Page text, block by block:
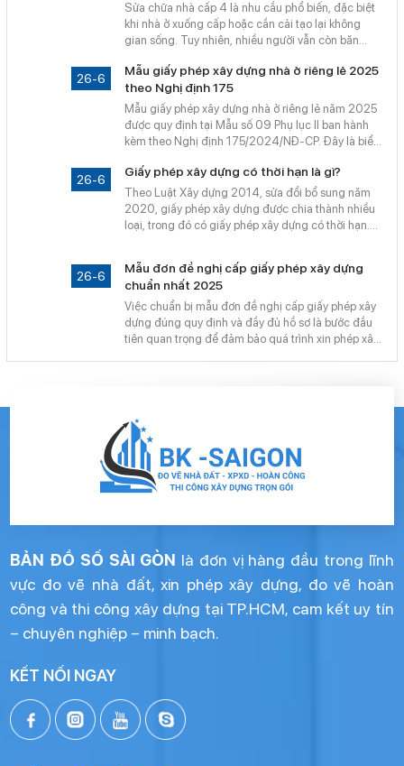
Sửa chữa nhà cấp 4 là nhu cầu phổ biến, đặc biệt
khi nhà ở xuống cấp hoặc cần cải tạo lại không
gian sống. Tuy nhiên, nhiều người vẫn còn băn
dựng không? Bài viết dưới đây sẽ giúp bạn hiểu rõ
các trường hợp được miễn giấy phép và quy trình
xin cấp phép khi cần thiết theo quy định mới nhất.
26-6
Mẫu giấy phép xây dựng nhà ở riêng lẻ 2025
theo Nghị định 175
Mẫu giấy phép xây dựng nhà ở riêng lẻ năm 2025
được quy định tại Mẫu số 09 Phụ lục II ban hành
kèm theo Nghị định 175/2024/NĐ-CP. Đây là biểu
nhà ở riêng lẻ, áp dụng trên toàn quốc kể từ năm
2025.
26-6
Giấy phép xây dựng có thời hạn là gì?
Theo Luật Xây dựng 2014, sửa đổi bổ sung năm
2020, giấy phép xây dựng được chia thành nhiều
loại, trong đó có giấy phép xây dựng có thời hạn.
triển khai. Vậy cụ thể giấy phép xây dựng có thời
hạn là gì và có những điểm nào cần lưu ý?
26-6
Mẫu đơn đề nghị cấp giấy phép xây dựng
chuẩn nhất 2025
Việc chuẩn bị mẫu đơn đề nghị cấp giấy phép xây
dựng đúng quy định và đầy đủ hồ sơ là bước đầu
tiên quan trọng để đảm bảo quá trình xin phép xây
BẢN ĐỒ SỐ SÀI GÒN là đơn vị hàng đầu trong lĩnh
vực đo vẽ nhà đất, xin phép xây dựng, đo vẽ hoàn
công và thi công xây dựng tại TP.HCM, cam kết uy tín
– chuyên nghiệp – minh bạch.
KẾT NỐI NGAY